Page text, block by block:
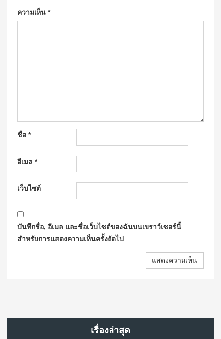
ความเห็น *
ชื่อ *
อีเมล *
เว็บไซต์
บันทึกชื่อ, อีเมล และชื่อเว็บไซต์ของฉันบนเบราว์เซอร์นี้
สำหรับการแสดงความเห็นครั้งถัดไป
เรื่องล่าสุด